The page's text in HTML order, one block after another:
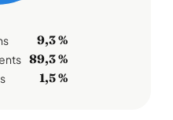
9,3 %
89,3 %
1,5 %